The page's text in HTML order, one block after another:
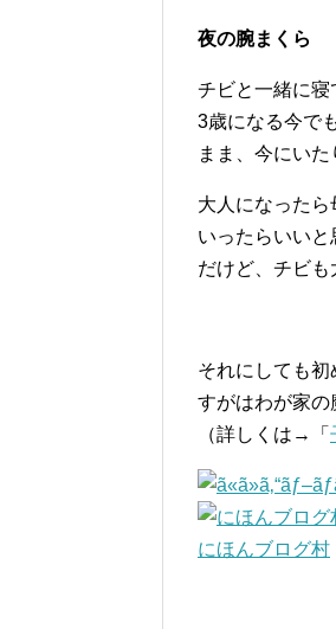
夜の腕まくら
チビと一緒に寝
3歳になる今で
まま、今にいた
大人になった
いったらいいと
だけど、チビ
それにしても
すがはわが家の
（詳しくは→「
にほんブログ村